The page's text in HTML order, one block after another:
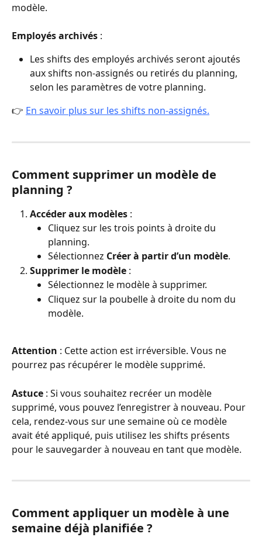
modèle.
Employés archivés :
Les shifts des employés archivés seront ajoutés
aux shifts non-assignés ou retirés du planning,
selon les paramètres de votre planning.
👉 En savoir plus sur les shifts non-assignés.
Comment supprimer un modèle de
planning ?
Accéder aux modèles :
Cliquez sur les trois points à droite du
planning.
Sélectionnez Créer à partir d’un modèle.
Supprimer le modèle :
Sélectionnez le modèle à supprimer.
Cliquez sur la poubelle à droite du nom du
modèle.
Attention : Cette action est irréversible. Vous ne
pourrez pas récupérer le modèle supprimé.
Astuce : Si vous souhaitez recréer un modèle
supprimé, vous pouvez l’enregistrer à nouveau. Pour
cela, rendez-vous sur une semaine où ce modèle
avait été appliqué, puis utilisez les shifts présents
pour le sauvegarder à nouveau en tant que modèle.
Comment appliquer un modèle à une
semaine déjà planifiée ?